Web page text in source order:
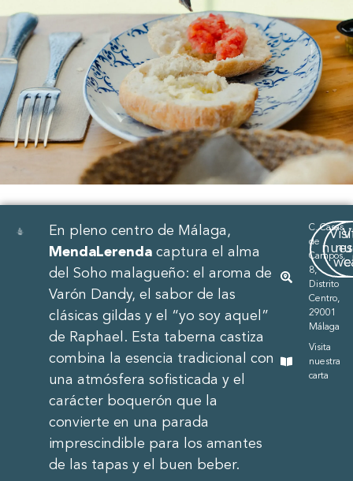
En pleno centro de Málaga,
MendaLerenda captura el alma
del Soho malagueño: el aroma de
Varón Dandy, el sabor de las
clásicas gildas y el “yo soy aquel”
de Raphael. Esta taberna castiza
combina la esencia tradicional con
una atmósfera sofisticada y el
carácter boquerón que la
convierte en una parada
imprescindible para los amantes
de las tapas y el buen beber.
C. Casas
de
Campos,
8,
Distrito
Centro,
29001
Málaga
Visita
nuestra
carta